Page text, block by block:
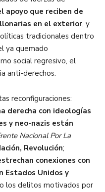
apoyo que reciben de
en el exterior, y
tradicionales dentro
ya quemado
social regresivo, el
anti-derechos.
reconfiguraciones:
derecha con ideologías
y neo-nazis están
Nacional Por La
Revolución;
conexiones con
Estados Unidos y
los delitos motivados por